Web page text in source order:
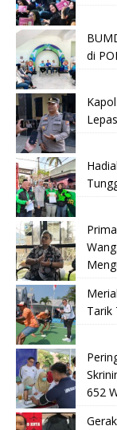
di
Tarik
652